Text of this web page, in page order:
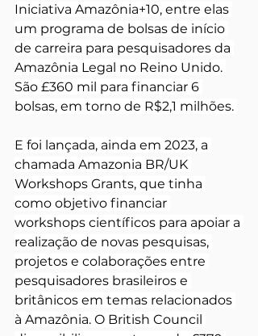
Iniciativa Amazônia+10, entre elas
um programa de bolsas de início
de carreira para pesquisadores da
Amazônia Legal no Reino Unido.
São £360 mil para financiar 6
bolsas, em torno de R$2,1 milhões.
E foi lançada, ainda em 2023, a
chamada Amazonia BR/UK
Workshops Grants, que tinha
como objetivo financiar
workshops científicos para apoiar a
realização de novas pesquisas,
projetos e colaborações entre
pesquisadores brasileiros e
britânicos em temas relacionados
à Amazônia. O British Council